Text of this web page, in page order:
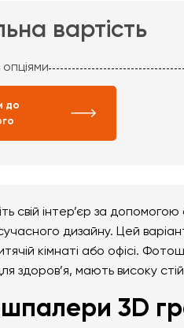
вартість
опціями
до
свій інтер’єр за
дизайну. Цей
кімнаті або офісі.
здоров’я, мають високу
3D